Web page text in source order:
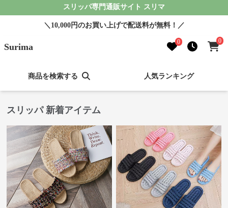
スリッパ専門通販サイト スリマ
＼10,000円のお買い上げで配送料が無料！／
Surima 0 0
商品を検索する 人気ランキング
スリッパ 新着アイテム